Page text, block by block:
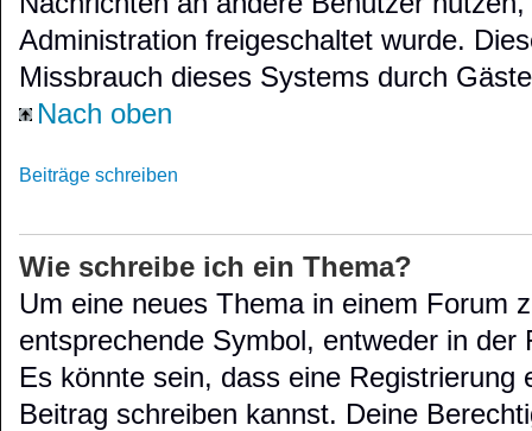
Administration freigeschaltet wurde.
Missbrauch dieses Systems durch
Nach oben
Beiträge schreiben
Wie schreibe ich ein Thema?
Um eine neues Thema in einem Forum
entsprechende Symbol, entweder in
Es könnte sein, dass eine Registrierung
Beitrag schreiben kannst. Deine